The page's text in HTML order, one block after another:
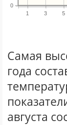
1 3 5
0
Самая
года
августа